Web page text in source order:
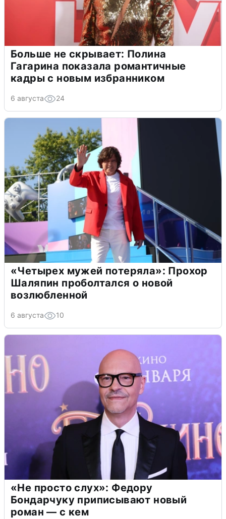
Больше не скрывает: Полина
Гагарина показала романтичные
кадры с новым избранником
6 августа 24
«Четырех мужей потеряла»: Прохор
Шаляпин проболтался о новой
возлюбленной
6 августа 10
«Не просто слух»: Федору
Бондарчуку приписывают новый
роман — с кем